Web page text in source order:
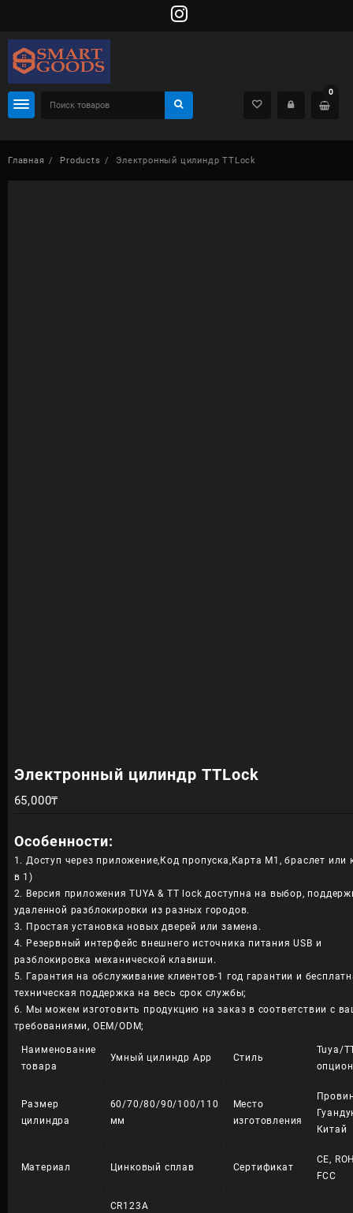
content
0
Главная Products Электронный цилиндр TTLock
Электронный цилиндр TTLock
65,000₸
Особенности:
1. Доступ через приложение,Код пропуска,Карта M1, браслет или
в 1)
2. Версия приложения TUYA & TT lock доступна на выбор,
удаленной разблокировки из разных городов.
3. Простая установка новых дверей или замена.
4. Резервный интерфейс внешнего источника питания USB и
разблокировка механической клавиши.
5. Гарантия на обслуживание клиентов-1 год гарантии и
техническая поддержка на весь срок службы;
6. Мы можем изготовить продукцию на заказ в соответствии с
требованиями, OEM/ODM;
Наименование
товара
Умный цилиндр App Стиль
Tuya/
Размер
цилиндра
60/70/80/90/100/110
мм
Место
изготовления
Китай
Материал Цинковый сплав Сертификат
CE,
FCC
CR123A